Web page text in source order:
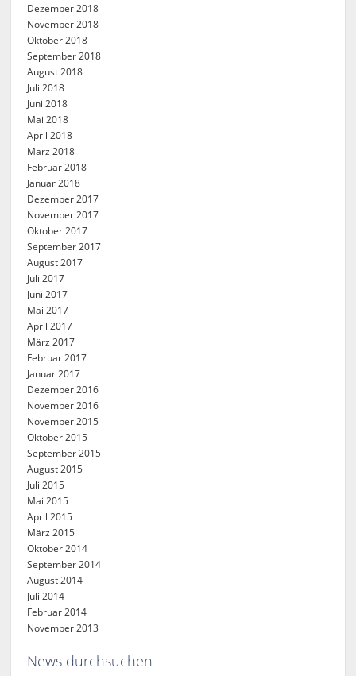
Dezember 2018
November 2018
Oktober 2018
September 2018
August 2018
Juli 2018
Juni 2018
Mai 2018
April 2018
März 2018
Februar 2018
Januar 2018
Dezember 2017
November 2017
Oktober 2017
September 2017
August 2017
Juli 2017
Juni 2017
Mai 2017
April 2017
März 2017
Februar 2017
Januar 2017
Dezember 2016
November 2016
November 2015
Oktober 2015
September 2015
August 2015
Juli 2015
Mai 2015
April 2015
März 2015
Oktober 2014
September 2014
August 2014
Juli 2014
Februar 2014
November 2013
News durchsuchen